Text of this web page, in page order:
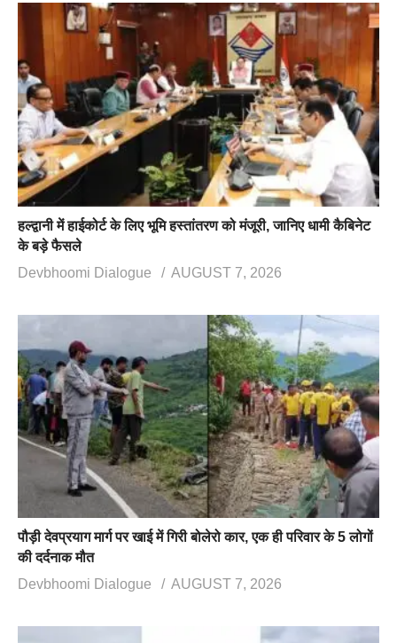
हल्द्वानी में हाईकोर्ट के लिए भूमि हस्तांतरण को मंजूरी, जानिए धामी कैबिनेट
के बड़े फैसले
Devbhoomi Dialogue
AUGUST 7, 2026
पौड़ी देवप्रयाग मार्ग पर खाई में गिरी बोलेरो कार, एक ही परिवार के 5 लोगों
की दर्दनाक मौत
Devbhoomi Dialogue
AUGUST 7, 2026